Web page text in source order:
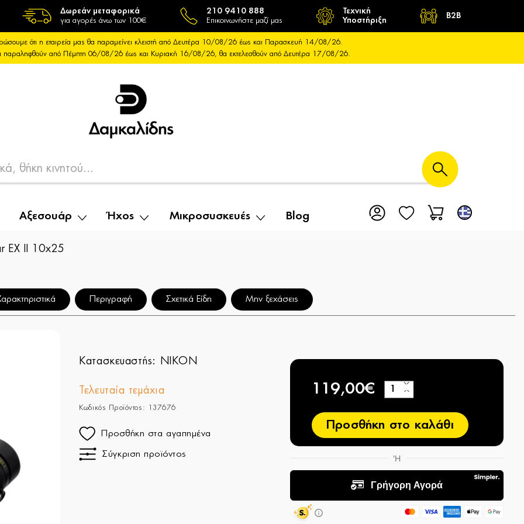
Δωρεάν μεταφορικά
για αγορές άνω των 100€
210 9410 888
Επικοινωνήστε μαζί μας
Τεχνική
Υποστήριξη
B2B
ότι η εταιρεία μας θα παραμείνει κλειστή από Δευτέρα 10/08/26 έως και Παρασκευή 14/08/26.
παραληφθούν από Πέμπτη 06/08/26 έως και Κυριακή 16/08/26, θα εκτελεσθούν από Δευτέρα 17/08/26.
Αξεσουάρ Ήχος Μικροσυσκευές Blog
EX II 10x25
Περιγραφή Σχετικά Είδη Μην ξεχάσεις
Κατασκευαστής: NIKON
Τελευταία τεμάχια
Κωδικός Προϊόντος: 137676
Προσθήκη στα αγαπημένα
Σύγκριση προϊόντος
119,00€ −
+
Προσθήκη στο καλάθι